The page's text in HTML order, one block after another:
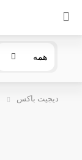
همه
دیجیت باکس